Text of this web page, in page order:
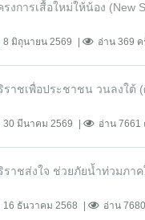
รงการเสื้อใหม่ให้น้อง (New
8 มิถุนายน 2569 อ่าน 369 ค
ราชเพื่อประชาชน วนลงใต้
30 มีนาคม 2569 อ่าน 7661
ราชส่งใจ ช่วยภัยน้ำท่วมภาค
16 ธันวาคม 2568 อ่าน